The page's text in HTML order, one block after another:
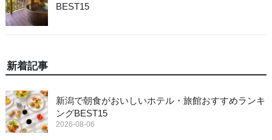
BEST15
新着記事
新潟で朝食がおいしいホテル・旅館おすすめランキ
ングBEST15
2026-08-06